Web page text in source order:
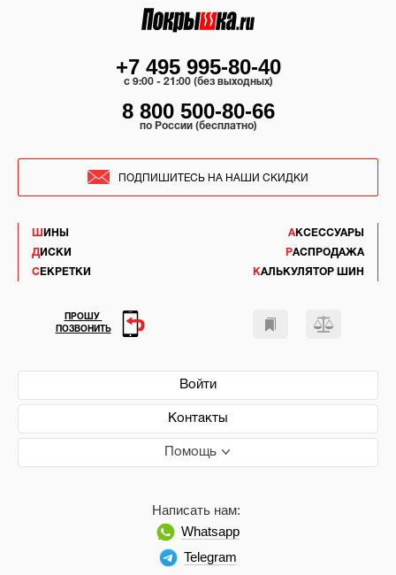
ШИНЫ
ДИСКИ
СЕКРЕТКИ
АКСЕССУАРЫ
РАСПРОДАЖА
КАЛЬКУЛЯТОР ШИН
Войти
Контакты
Помощь
Написать нам:
Whatsapp
Telegram
+7 495 995-80-40
c 9:00 - 21:00 (без выходных)
8 800 500-80-66
по России (бесплатно)
ПОДПИШИТЕСЬ НА НАШИ СКИДКИ
ПРОШУ
ПОЗВОНИТЬ